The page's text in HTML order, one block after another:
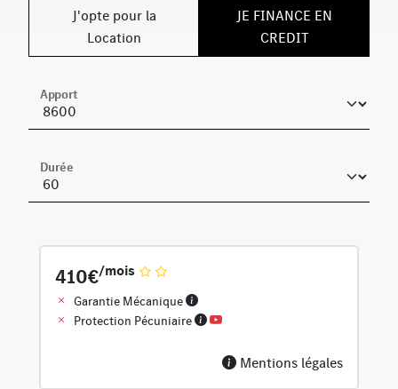
Essieu arrière à bras combinés
Pack Confort sièges
Capot moteur actif
J'opte pour la
Location
JE FINANCE EN
CREDIT
Apport
Durée
410€/mois
Garantie Mécanique
Protection Pécuniaire
Mentions légales